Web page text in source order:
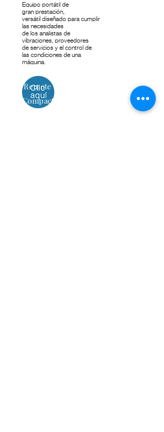
Equipo portátil de
gran prestación,
versátil diseñado para cumplir
las necesidades
de los analistas de
vibraciones, proveedores
de servicios y el control de
las condiciones de una
máquina.
Tiny Remote Monitor
DSP Compact WRM